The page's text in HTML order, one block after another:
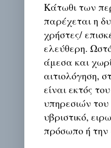
Κάτωθι των
παρέχεται η
χρήστες/
ελεύθερη.
άμεσα και
αιτιολόγηση,
είναι εκτός
υπηρεσιών του
υβριστικό,
πρόσωπο ή την